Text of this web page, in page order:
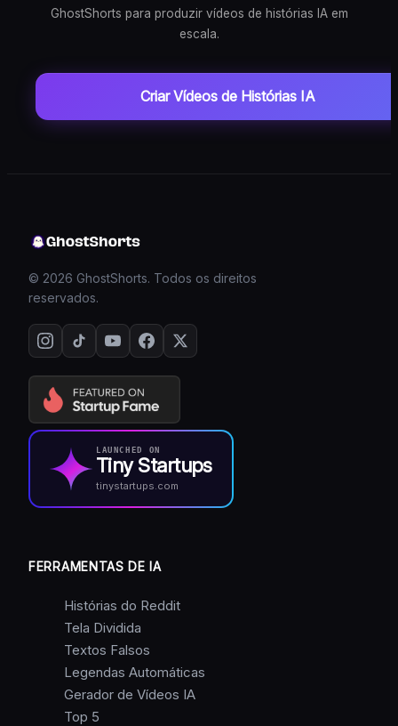
GhostShorts para produzir vídeos de histórias IA em
escala.
Criar Vídeos de Histórias IA
© 2026 GhostShorts. Todos os direitos
reservados.
LAUNCHED ON
Tiny Startups
tinystartups.com
FERRAMENTAS DE IA
Histórias do Reddit
Tela Dividida
Textos Falsos
Legendas Automáticas
Gerador de Vídeos IA
Top 5